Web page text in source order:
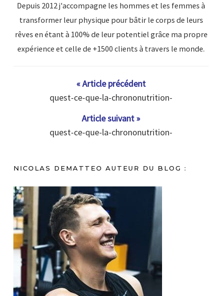
Depuis 2012 j'accompagne les hommes et les femmes à
transformer leur physique pour bâtir le corps de leurs
rêves en étant à 100% de leur potentiel grâce ma propre
expérience et celle de +1500 clients à travers le monde.
« Article précédent
quest-ce-que-la-chrononutrition-
Article suivant »
quest-ce-que-la-chrononutrition-
NICOLAS DEMATTEO AUTEUR DU BLOG :